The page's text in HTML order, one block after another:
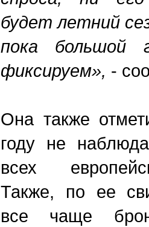
будет летний
пока большой
фиксируем», -
Она также
году не
всех
Также, по ее
все чаще